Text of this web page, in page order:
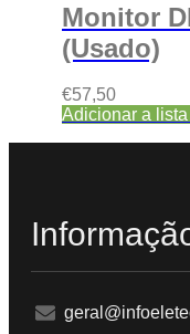
Monitor
(Usado)
€57,50
Adicionar a